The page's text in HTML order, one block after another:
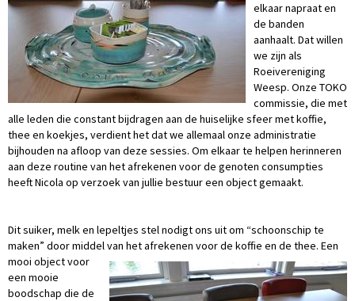
elkaar napraat en
de banden
aanhaalt. Dat willen
we zijn als
Roeivereniging
Weesp. Onze TOKO
commissie, die met
alle leden die constant bijdragen aan de huiselijke sfeer met koffie,
thee en koekjes, verdient het dat we allemaal onze administratie
bijhouden na afloop van deze sessies. Om elkaar te helpen herinneren
aan deze routine van het afrekenen voor de genoten consumpties
heeft Nicola op verzoek van jullie bestuur een object gemaakt.
Dit suiker, melk en lepeltjes stel nodigt ons uit om “schoonschip te
maken” door middel van het afrekenen voor de koffie en de thee. Een
mooi object voor
een mooie
boodschap die de